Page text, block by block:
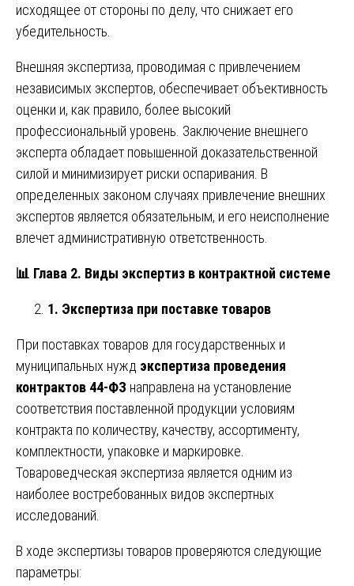
исходящее от стороны по делу, что снижает его
убедительность.
Внешняя экспертиза, проводимая с привлечением
независимых экспертов, обеспечивает объективность
оценки и, как правило, более высокий
профессиональный уровень. Заключение внешнего
эксперта обладает повышенной доказательственной
силой и минимизирует риски оспаривания. В
определенных законом случаях привлечение внешних
экспертов является обязательным, и его неисполнение
влечет административную ответственность.
📊 Глава 2. Виды экспертиз в контрактной системе
1. Экспертиза при поставке товаров
При поставках товаров для государственных и
муниципальных нужд экспертиза проведения
контрактов 44-ФЗ направлена на установление
соответствия поставленной продукции условиям
контракта по количеству, качеству, ассортименту,
комплектности, упаковке и маркировке.
Товароведческая экспертиза является одним из
наиболее востребованных видов экспертных
исследований.
В ходе экспертизы товаров проверяются следующие
параметры: